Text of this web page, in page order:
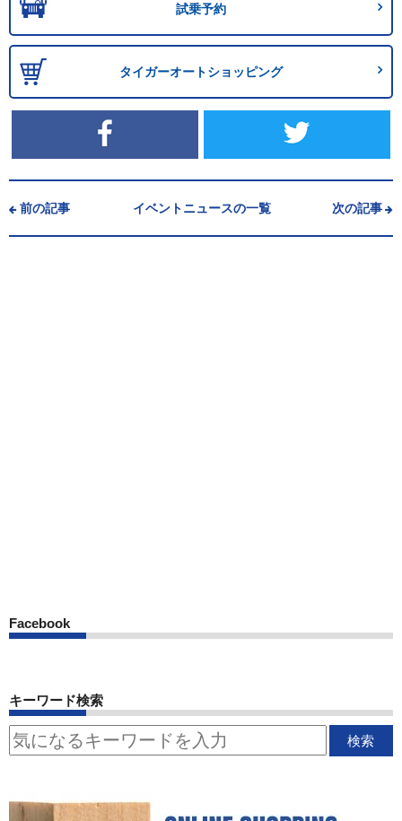
試乗予約
タイガーオートショッピング
前の記事 イベントニュースの一覧 次の記事
Facebook
キーワード検索